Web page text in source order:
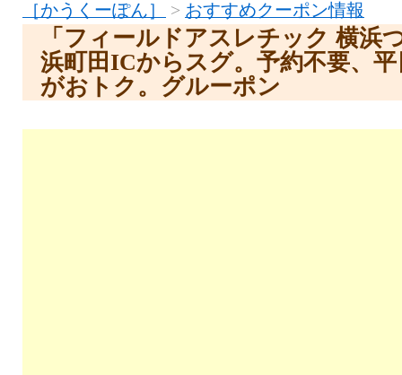
［かうくーぽん］ > おすすめクーポン情報
「フィールドアスレチック 横浜
浜町田ICからスグ。予約不要、
がおトク。グルーポン